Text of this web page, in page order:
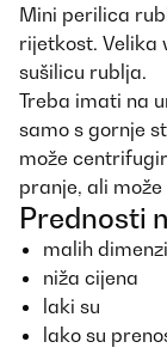
Mini perilica
rijetkost. Velika
sušilicu rublja.
Treba imati na
samo s gornje
može
pranje, ali
Prednosti
malih
niža cijena
laki su
lako su